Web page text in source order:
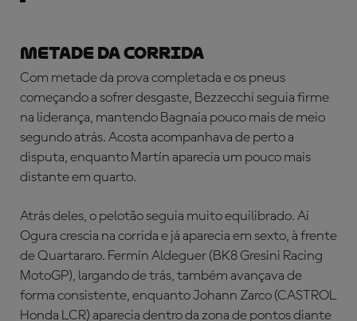
METADE DA CORRIDA
Com metade da prova completada e os pneus
começando a sofrer desgaste, Bezzecchi seguia firme
na liderança, mantendo Bagnaia pouco mais de meio
segundo atrás. Acosta acompanhava de perto a
disputa, enquanto Martín aparecia um pouco mais
distante em quarto.
Atrás deles, o pelotão seguia muito equilibrado. Ai
Ogura crescia na corrida e já aparecia em sexto, à frente
de Quartararo. Fermín Aldeguer (BK8 Gresini Racing
MotoGP), largando de trás, também avançava de
forma consistente, enquanto Johann Zarco (CASTROL
Honda LCR) aparecia dentro da zona de pontos diante